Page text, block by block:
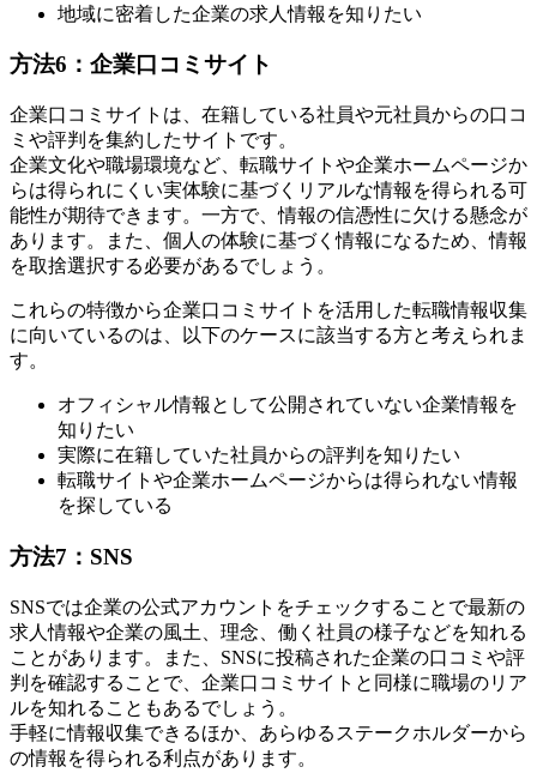
地域に密着した企業の求人情報を知りたい
方法6：企業口コミサイト
企業口コミサイトは、在籍している社員や元社員からの口コ
ミや評判を集約したサイトです。
企業文化や職場環境など、転職サイトや企業ホームページか
らは得られにくい実体験に基づくリアルな情報を得られる可
能性が期待できます。一方で、情報の信憑性に欠ける懸念が
あります。また、個人の体験に基づく情報になるため、情報
を取捨選択する必要があるでしょう。
これらの特徴から企業口コミサイトを活用した転職情報収集
に向いているのは、以下のケースに該当する方と考えられま
す。
オフィシャル情報として公開されていない企業情報を
知りたい
実際に在籍していた社員からの評判を知りたい
転職サイトや企業ホームページからは得られない情報
を探している
方法7：SNS
SNSでは企業の公式アカウントをチェックすることで最新の
求人情報や企業の風土、理念、働く社員の様子などを知れる
ことがあります。また、SNSに投稿された企業の口コミや評
判を確認することで、企業口コミサイトと同様に職場のリア
ルを知れることもあるでしょう。
手軽に情報収集できるほか、あらゆるステークホルダーから
の情報を得られる利点があります。